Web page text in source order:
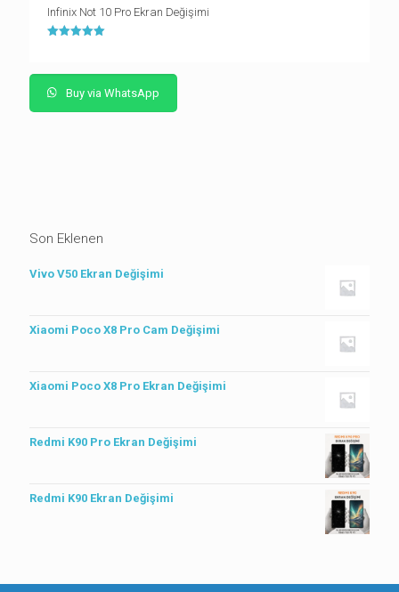
Infinix Not 10 Pro Ekran Değişimi
Buy via WhatsApp
Son Eklenen
Vivo V50 Ekran Değişimi
Xiaomi Poco X8 Pro Cam Değişimi
Xiaomi Poco X8 Pro Ekran Değişimi
Redmi K90 Pro Ekran Değişimi
Redmi K90 Ekran Değişimi